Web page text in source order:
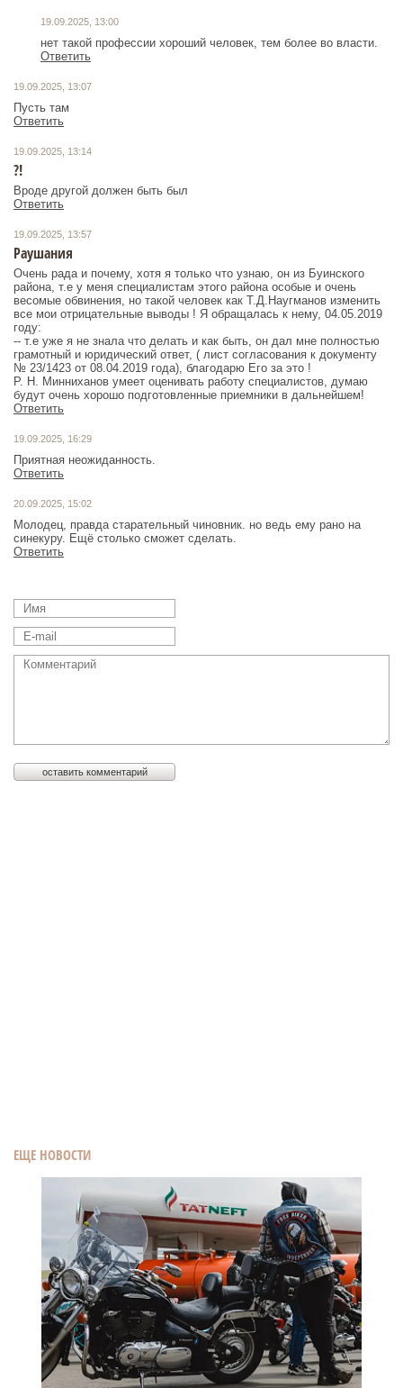
ЕЩЕ НОВОСТИ
19.09.2025, 13:00
нет такой профессии хороший человек, тем более во власти.
Ответить
19.09.2025, 13:07
Пусть там
Ответить
19.09.2025, 13:14
?!
Вроде другой должен быть был
Ответить
19.09.2025, 13:57
Раушания
Очень рада и почему, хотя я только что узнаю, он из Буинского
района, т.е у меня специалистам этого района особые и очень
весомые обвинения, но такой человек как Т.Д.Наугманов изменить
все мои отрицательные выводы ! Я обращалась к нему, 04.05.2019
году:
-- т.е уже я не знала что делать и как быть, он дал мне полностью
грамотный и юридический ответ, ( лист согласования к документу
№ 23/1423 от 08.04.2019 года), благодарю Его за это !
Р. Н. Минниханов умеет оценивать работу специалистов, думаю
будут очень хорошо подготовленные приемники в дальнейшем!
Ответить
19.09.2025, 16:29
Приятная неожиданность.
Ответить
20.09.2025, 15:02
Молодец, правда старательный чиновник. но ведь ему рано на
синекуру. Ещё столько сможет сделать.
Ответить